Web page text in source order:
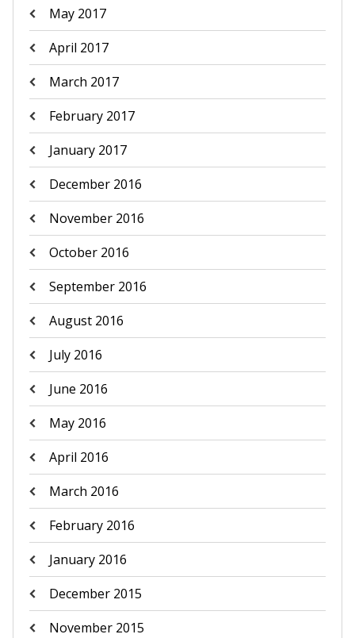
May 2017
April 2017
March 2017
February 2017
January 2017
December 2016
November 2016
October 2016
September 2016
August 2016
July 2016
June 2016
May 2016
April 2016
March 2016
February 2016
January 2016
December 2015
November 2015